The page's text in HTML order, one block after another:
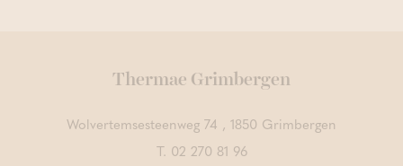
Thermae Grimbergen
Wolvertemsesteenweg 74 , 1850 Grimbergen
T. 02 270 81 96